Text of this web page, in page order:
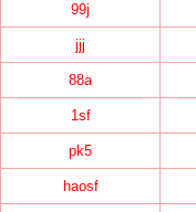
99j
jjj
88a
1sf
pk5
haosf